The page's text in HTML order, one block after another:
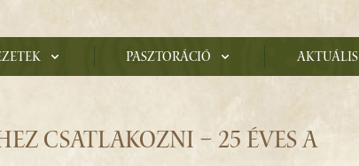
Pasztoráció Aktuális
CSATLAKOZNI – 25 ÉVES A